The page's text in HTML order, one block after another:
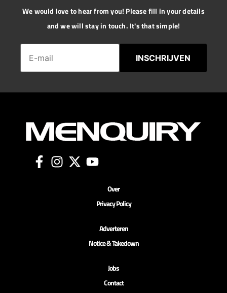
We would love to hear from you! Please fill in your details
and we will stay in touch. It's that simple!
INSCHRIJVEN
Over
Privacy Policy
Adverteren
Notice & Takedown
Jobs
Contact